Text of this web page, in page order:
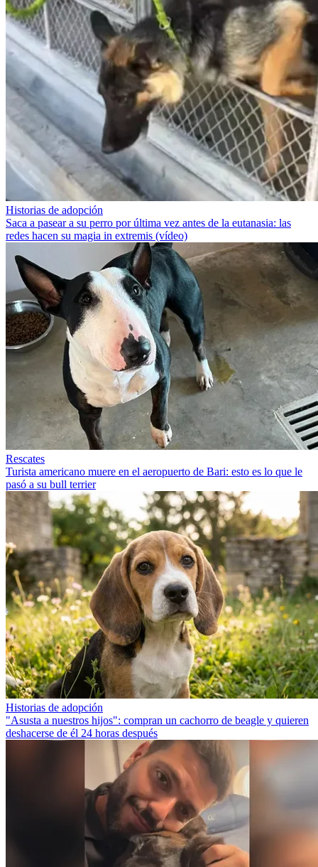
Historias de adopción
Saca a pasear a su perro por última vez antes de la eutanasia: las
redes hacen su magia in extremis (vídeo)
Rescates
Turista americano muere en el aeropuerto de Bari: esto es lo que le
pasó a su bull terrier
Historias de adopción
"Asusta a nuestros hijos": compran un cachorro de beagle y quieren
deshacerse de él 24 horas después